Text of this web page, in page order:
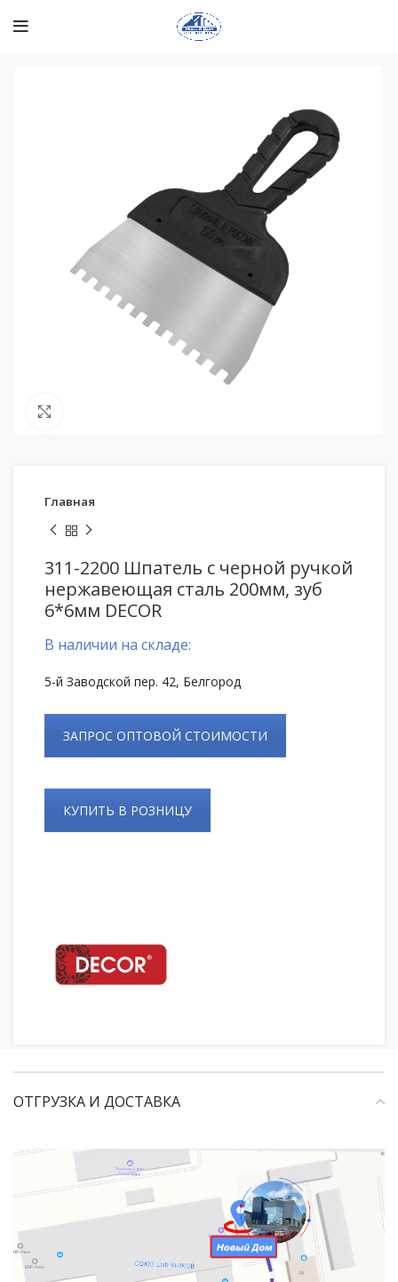
Главная
311-2200 Шпатель с черной ручкой
нержавеющая сталь 200мм, зуб
6*6мм DECOR
В наличии на складе:
5-й Заводской пер. 42, Белгород
ЗАПРОС ОПТОВОЙ СТОИМОСТИ
КУПИТЬ В РОЗНИЦУ
ОТГРУЗКА И ДОСТАВКА